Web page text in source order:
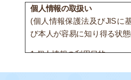
個人情報の取扱い
(個人情報保護法及びJISに
び本人が容易に知り得る状
1.個人情報の利用目的
(1) 間接的に取得する個人情